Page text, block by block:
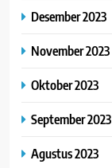
Desember 2023
November 2023
Oktober 2023
September 2023
Agustus 2023